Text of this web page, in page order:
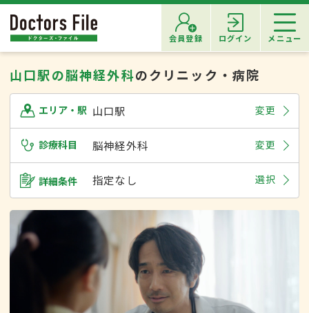
会員登録 ログイン メニュー
山口駅の脳神経外科のクリニック・病院
エリア・駅 山口駅 変更
診療科目 脳神経外科 変更
詳細条件 指定なし 選択